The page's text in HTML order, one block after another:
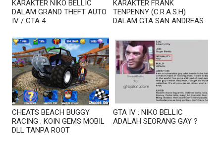
KARAKTER NIKO BELLIC
DALAM GRAND THEFT AUTO
IV / GTA 4
KARAKTER FRANK
TENPENNY (C.R.A.S.H)
DALAM GTA SAN ANDREAS
CHEATS BEACH BUGGY
RACING : KOIN GEMS MOBIL
DLL TANPA ROOT
GTA IV : NIKO BELLIC
ADALAH SEORANG GAY ?